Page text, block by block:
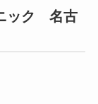
ック 名古